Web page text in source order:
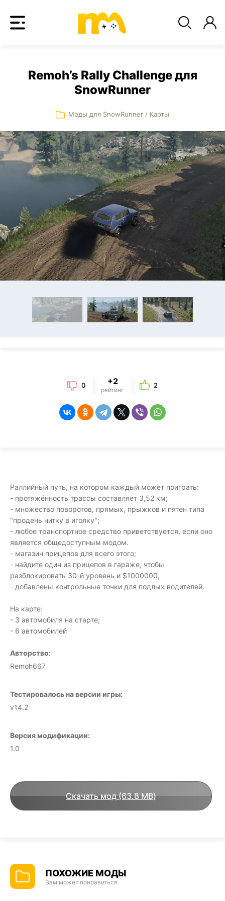
Remoh’s Rally Challenge для
SnowRunner
Моды для SnowRunner / Карты
0 +2
рейтинг
2
Раллийный путь, на котором каждый может поиграть:
- протяжённость трассы составляет 3,52 км;
- множество поворотов, прямых, прыжков и пятен типа
"продень нитку в иголку";
- любое транспортное средство приветствуется, если оно
является общедоступным модом.
- магазин прицепов для всего этого;
- найдите один из прицепов в гараже, чтобы
разблокировать 30-й уровень и $1000000;
- добавлены контрольные точки для подлых водителей.
На карте:
- 3 автомобиля на старте;
- 6 автомобилей
Авторство:
Remoh667
Тестировалось на версии игры:
v14.2
Версия модификации:
1.0
Скачать мод (63.8 MB)
ПОХОЖИЕ МОДЫ
Вам может понравиться